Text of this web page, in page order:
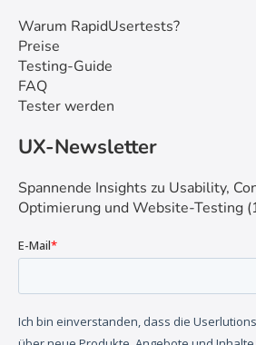
Warum RapidUsertests?
Preise
Testing-Guide
FAQ
Tester werden
UX-Newsletter
Spannende Insights zu Usability,
Optimierung und Website-Testing